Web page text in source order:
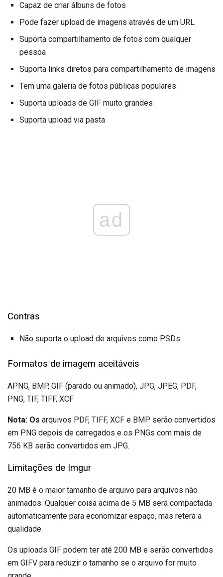
Capaz de criar álbuns de fotos
Pode fazer upload de imagens através de um URL
Suporta compartilhamento de fotos com qualquer
pessoa
Suporta links diretos para compartilhamento de imagens
Tem uma galeria de fotos públicas populares
Suporta uploads de GIF muito grandes
Suporta upload via pasta
ad
Contras
Não suporta o upload de arquivos como PSDs
Formatos de imagem aceitáveis
APNG, BMP, GIF (parado ou animado), JPG, JPEG, PDF,
PNG, TIF, TIFF, XCF
Nota: Os arquivos PDF, TIFF, XCF e BMP serão convertidos
em PNG depois de carregados e os PNGs com mais de
756 KB serão convertidos em JPG.
Limitações de Imgur
20 MB é o maior tamanho de arquivo para arquivos não
animados. Qualquer coisa acima de 5 MB será compactada
automaticamente para economizar espaço, mas reterá a
qualidade.
Os uploads GIF podem ter até 200 MB e serão convertidos
em GIFV para reduzir o tamanho se o arquivo for muito